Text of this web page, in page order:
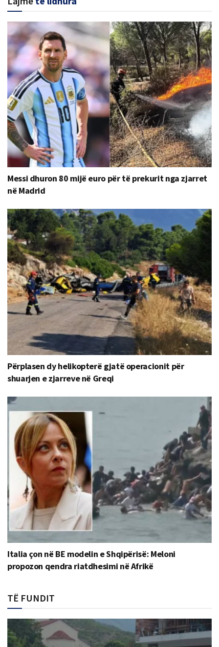
Messi dhuron 80 mijë euro për të prekurit nga zjarret
në Madrid
Përplasen dy helikopterë gjatë operacionit për
shuarjen e zjarreve në Greqi
Italia çon në BE modelin e Shqipërisë: Meloni
propozon qendra riatdhesimi në Afrikë
TË FUNDIT